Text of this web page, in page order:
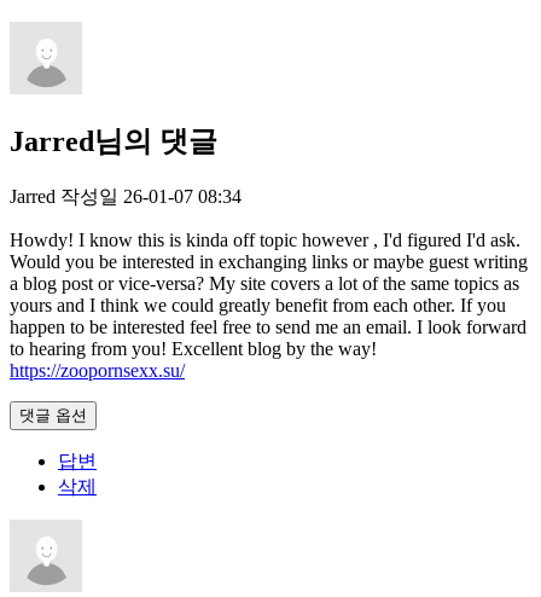
Jarred님의 댓글
Jarred 작성일 26-01-07 08:34
Howdy! I know this is kinda off topic however , I'd figured I'd ask.
Would you be interested in exchanging links or maybe guest writing
a blog post or vice-versa? My site covers a lot of the same topics as
yours and I think we could greatly benefit from each other. If you
happen to be interested feel free to send me an email. I look forward
to hearing from you! Excellent blog by the way!
https://zoopornsexx.su/
댓글 옵션
답변
삭제